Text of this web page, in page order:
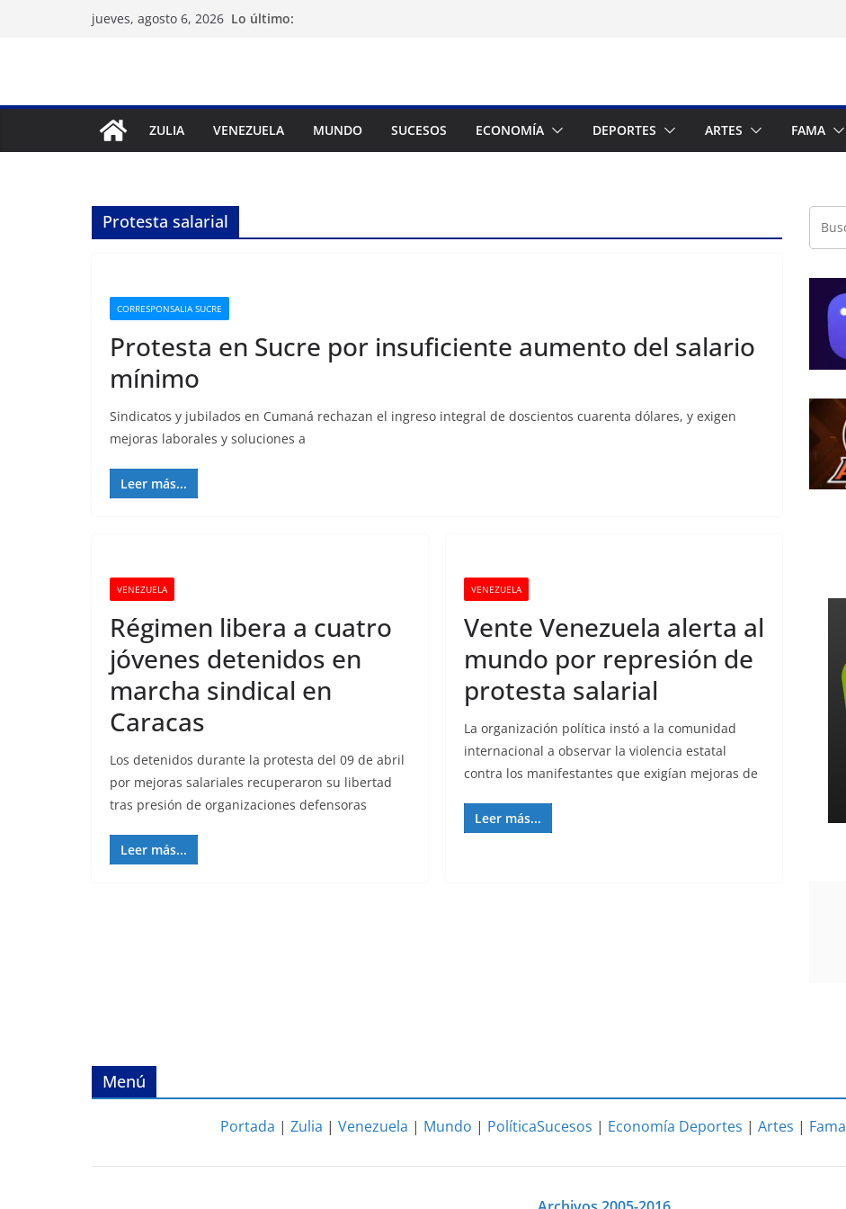
jueves, agosto 6, 2026 Lo último:
ZULIA VENEZUELA MUNDO SUCESOS ECONOMÍA DEPORTES ARTES FAMA
Protesta salarial
CORRESPONSALIA SUCRE
Protesta en Sucre por insuficiente aumento del salario
mínimo
Sindicatos y jubilados en Cumaná rechazan el ingreso integral de doscientos cuarenta dólares, y exigen
mejoras laborales y soluciones a
Leer más...
VENEZUELA
Régimen libera a cuatro
jóvenes detenidos en
marcha sindical en
Caracas
Los detenidos durante la protesta del 09 de abril
por mejoras salariales recuperaron su libertad
tras presión de organizaciones defensoras
Leer más...
VENEZUELA
Vente Venezuela alerta al
mundo por represión de
protesta salarial
La organización política instó a la comunidad
internacional a observar la violencia estatal
contra los manifestantes que exigían mejoras de
Leer más...
Menú
Portada | Zulia | Venezuela | Mundo | PolíticaSucesos | Economía Deportes | Artes | Fama